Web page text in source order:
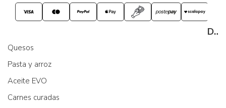
Despensa
Quesos
Pasta y arroz
Aceite EVO
Carnes curadas